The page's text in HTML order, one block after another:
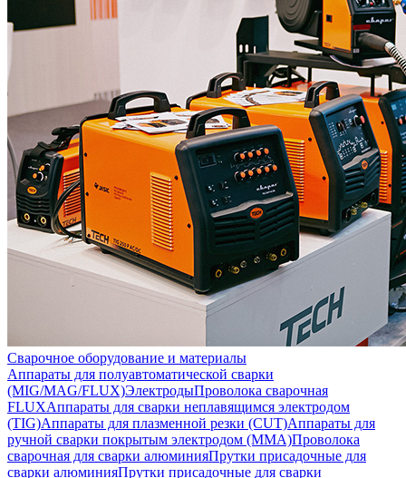
Сварочное оборудование и материалы
Аппараты для полуавтоматической сварки
(MIG/MAG/FLUX)ЭлектродыПроволока сварочная
FLUXАппараты для сварки неплавящимся электродом
(TIG)Аппараты для плазменной резки (CUT)Аппараты для
ручной сварки покрытым электродом (MMA)Проволока
сварочная для сварки алюминияПрутки присадочные для
сварки алюминияПрутки присадочные для сварки